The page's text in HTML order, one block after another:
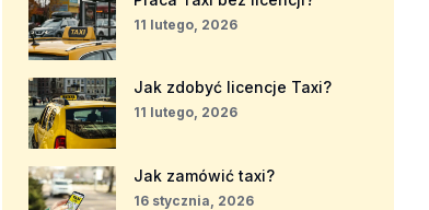
11 lutego, 2026
Jak zdobyć licencje Taxi?
11 lutego, 2026
Jak zamówić taxi?
16 stycznia, 2026